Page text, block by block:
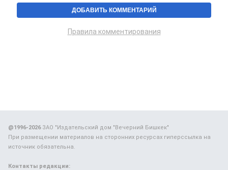
Правила комментирования
@1996-2026ЗАО "Издательский дом "Вечерний Бишкек"
При размещении материалов на сторонних ресурсах гиперссылка на
источник обязательна.
Контакты редакции: